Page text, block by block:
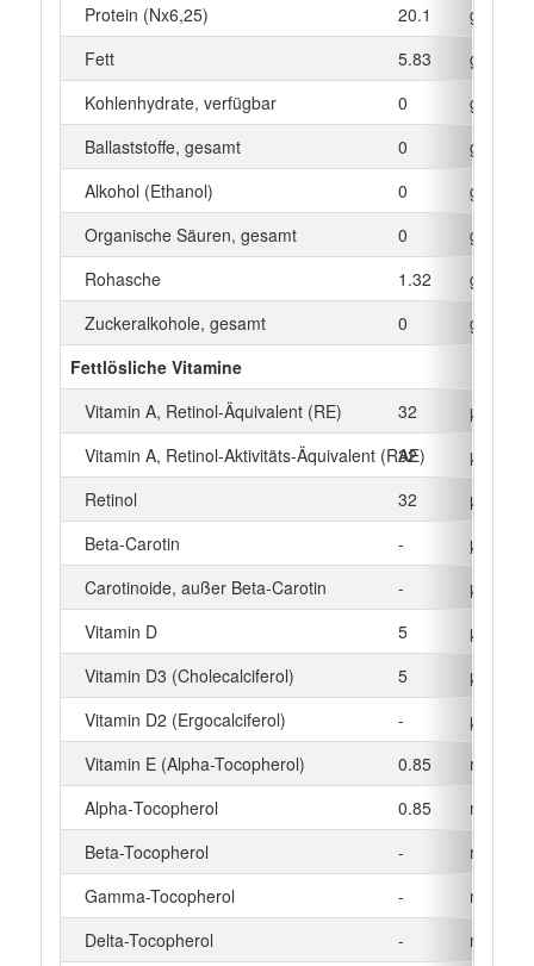
Protein (Nx6,25)
20.1
g
Fett
5.83
g
Kohlenhydrate, verfügbar
0
g
Ballaststoffe, gesamt
0
g
Alkohol (Ethanol)
0
g
Organische Säuren, gesamt
0
g
Rohasche
1.32
g
Zuckeralkohole, gesamt
0
g
Fettlösliche Vitamine
Vitamin A, Retinol-Äquivalent (RE)
32
µg
Vitamin A, Retinol-Aktivitäts-Äquivalent (RAE)
32
µg
Retinol
32
µg
Beta‑Carotin
-
µg
Carotinoide, außer Beta-Carotin
-
µg
Vitamin D
5
µg
Vitamin D3 (Cholecalciferol)
5
µg
Vitamin D2 (Ergocalciferol)
-
µg
Vitamin E (Alpha-Tocopherol)
0.85
mg
Alpha‑Tocopherol
0.85
mg
Beta-Tocopherol
-
mg
Gamma-Tocopherol
-
mg
Delta-Tocopherol
-
mg